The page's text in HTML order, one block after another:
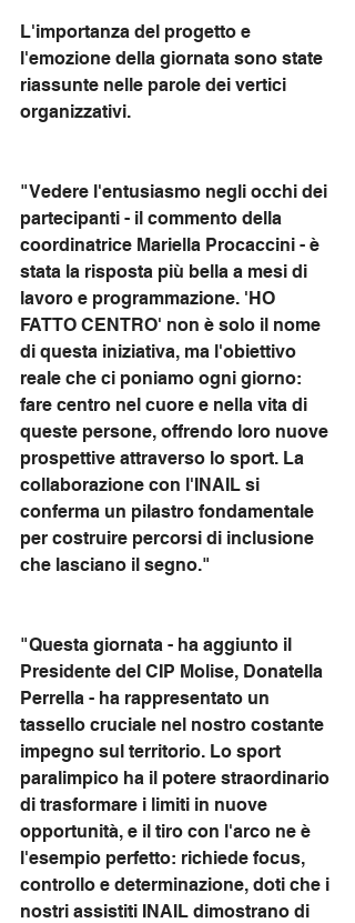
L'importanza del progetto e
l'emozione della giornata sono state
riassunte nelle parole dei vertici
organizzativi.
"Vedere l'entusiasmo negli occhi dei
partecipanti - il commento della
coordinatrice Mariella Procaccini - è
stata la risposta più bella a mesi di
lavoro e programmazione. 'HO
FATTO CENTRO' non è solo il nome
di questa iniziativa, ma l'obiettivo
reale che ci poniamo ogni giorno:
fare centro nel cuore e nella vita di
queste persone, offrendo loro nuove
prospettive attraverso lo sport. La
collaborazione con l'INAIL si
conferma un pilastro fondamentale
per costruire percorsi di inclusione
che lasciano il segno."
"Questa giornata - ha aggiunto il
Presidente del CIP Molise, Donatella
Perrella - ha rappresentato un
tassello cruciale nel nostro costante
impegno sul territorio. Lo sport
paralimpico ha il potere straordinario
di trasformare i limiti in nuove
opportunità, e il tiro con l'arco ne è
l'esempio perfetto: richiede focus,
controllo e determinazione, doti che i
nostri assistiti INAIL dimostrano di